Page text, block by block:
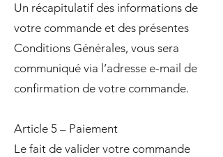
Un récapitulatif des informations de
votre commande et des présentes
Conditions Générales, vous sera
communiqué via l’adresse e-mail de
confirmation de votre commande.
Article 5 – Paiement
Le fait de valider votre commande